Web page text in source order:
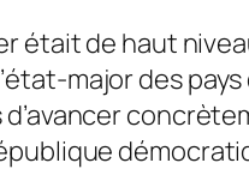
était de haut
major des
d’avancer